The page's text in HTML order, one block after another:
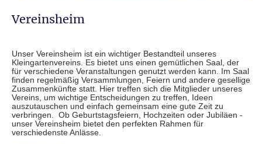
Vereinsheim
Unser Vereinsheim ist ein wichtiger Bestandteil unseres
Kleingartenvereins. Es bietet uns einen gemütlichen Saal, der
für verschiedene Veranstaltungen genutzt werden kann. Im Saal
finden regelmäßig Versammlungen, Feiern und andere gesellige
Zusammenkünfte statt. Hier treffen sich die Mitglieder unseres
Vereins, um wichtige Entscheidungen zu treffen, Ideen
auszutauschen und einfach gemeinsam eine gute Zeit zu
verbringen. Ob Geburtstagsfeiern, Hochzeiten oder Jubiläen -
unser Vereinsheim bietet den perfekten Rahmen für
verschiedenste Anlässe.